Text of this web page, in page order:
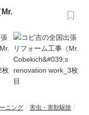
ニング
害虫・害獣駆除